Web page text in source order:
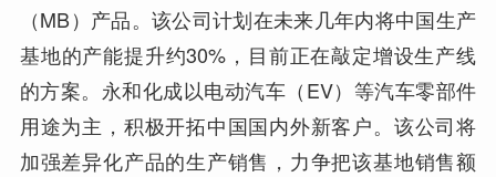
（MB）产品。该公司计划在未来几年内将中国生产
基地的产能提升约30%，目前正在敲定增设生产线
的方案。永和化成以电动汽车（EV）等汽车零部件
用途为主，积极开拓中国国内外新客户。该公司将
加强差异化产品的生产销售，力争把该基地销售额